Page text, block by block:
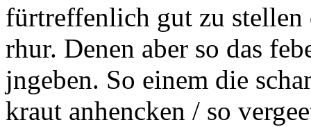
fürtreffenlich gut zu
rhur. Denen aber so das
jngeben. So einem die
kraut anhencken / so